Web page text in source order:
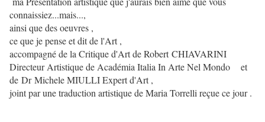
connaissiez...mais...,
ainsi que des oeuvres ,
ce que je pense et dit de l'Art ,
accompagné de la Critique d'Art de Robert CHIAVARINI
Directeur Artistique de Académia Italia In Arte Nel Mondo et
de Dr Michele MIULLI Expert d'Art ,
joint par une traduction artistique de Maria Torrelli reçue ce jour .